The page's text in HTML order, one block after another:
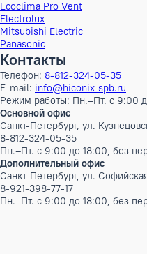
Вес Брутто
Бренд
Инверторный
Бренды
AUX
CLIMAVENETA
Ecoclima
Ecoclima Pro Vent
Electrolux
Mitsubishi Electric
Panasonic
Контакты
Телефон:8-812-324-05-35
E-mail:info@hiconix-spb.ru